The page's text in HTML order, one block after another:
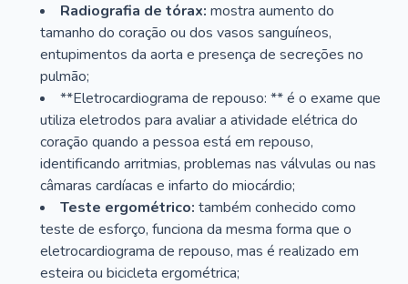
Radiografia de tórax: mostra aumento do
tamanho do coração ou dos vasos sanguíneos,
entupimentos da aorta e presença de secreções no
pulmão;
**Eletrocardiograma de repouso: ** é o exame que
utiliza eletrodos para avaliar a atividade elétrica do
coração quando a pessoa está em repouso,
identificando arritmias, problemas nas válvulas ou nas
câmaras cardíacas e infarto do miocárdio;
Teste ergométrico: também conhecido como
teste de esforço, funciona da mesma forma que o
eletrocardiograma de repouso, mas é realizado em
esteira ou bicicleta ergométrica;